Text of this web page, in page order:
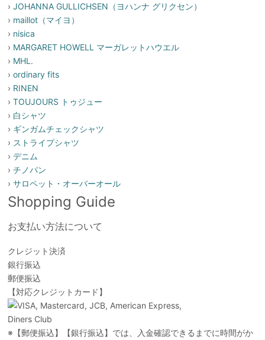
›JOHANNA GULLICHSEN（ヨハンナ グリクセン）
› maillot（マイヨ）
› nisica
› MARGARET HOWELL マーガレットハウエル
› MHL.
›ordinary fits
› RINEN
›TOUJOURS トゥジュー
› 白シャツ
› ギンガムチェックシャツ
› ストライプシャツ
›デニム
›チノパン
›サロペット・オーバーオール
Shopping Guide
お支払い方法について
クレジット決済
銀行振込
郵便振込
【対応クレジットカード】
※【郵便振込】【銀行振込】では、入金確認できるまでに時間がか